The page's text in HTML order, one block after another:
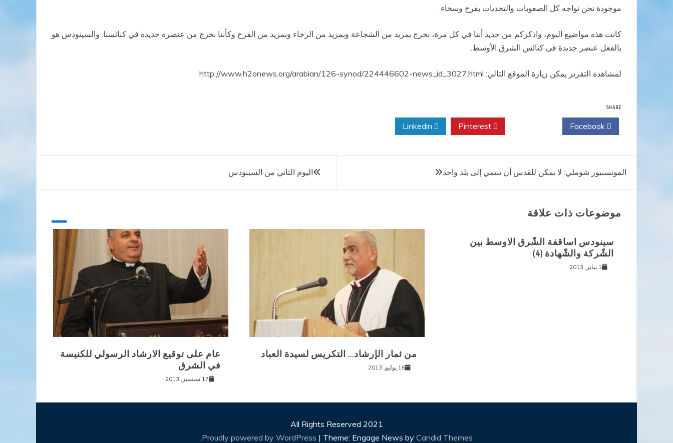
موجودة نحن نواجه كل الصعوبات والتحديات بفرح وسخاء .
كانت هذه مواضيع اليوم، واذكركم من جديد أننا في كل مرة، نخرج بمزيد من الشجاعة وبمزيد من الرجاء وبمزيد من الفرح وكأننا نخرج من عنصرة جديدة في كنائسنا. والسينودس هو
بالفعل عنصر جديدة في كنائس الشرق الأوسط.
لمشاهدة التقرير يمكن زيارة الموقع التالي: http://www.h2onews.org/arabian/126-synod/224446602-news_id_3027.html
SHARE
تصفّح
المقالات
اليوم الثاني من السينودس المونسنيور شوملي: لا يمكن للقدس أن تنتمي إلى بلد واحد
موضوعات ذات علاقة
عام على توقيع الارشاد الرسولي للكنيسة
في الشرق
17 سبتمبر, 2013
من ثمار الإرشاد… التكريس لسيدة العباد
16 يوليو, 2013
سينودس اساقفة الشّرق الاوسط بين
الشّركة والشّهادة (4)
1 يناير, 2013
All Rights Reserved 2021
Proudly powered by WordPress | Theme: Engage News by Candid Themes
.